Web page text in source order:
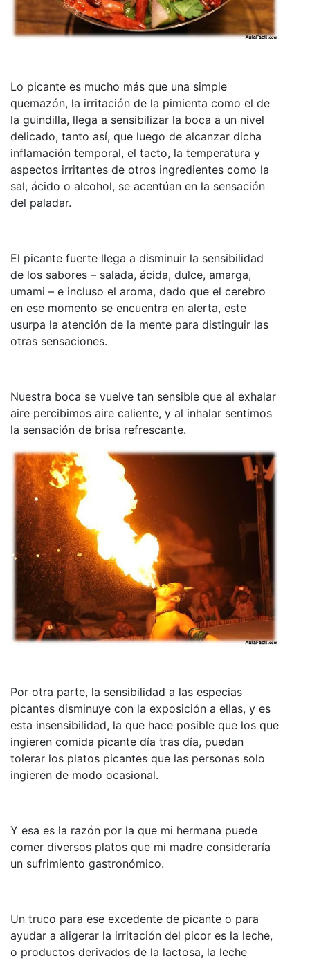
Lo picante es mucho más que una simple
quemazón, la irritación de la pimienta como el de
la guindilla, llega a sensibilizar la boca a un nivel
delicado, tanto así, que luego de alcanzar dicha
inflamación temporal, el tacto, la temperatura y
aspectos irritantes de otros ingredientes como la
sal, ácido o alcohol, se acentúan en la sensación
del paladar.
El picante fuerte llega a disminuir la sensibilidad
de los sabores – salada, ácida, dulce, amarga,
umami – e incluso el aroma, dado que el cerebro
en ese momento se encuentra en alerta, este
usurpa la atención de la mente para distinguir las
otras sensaciones.
Nuestra boca se vuelve tan sensible que al exhalar
aire percibimos aire caliente, y al inhalar sentimos
la sensación de brisa refrescante.
Por otra parte, la sensibilidad a las especias
picantes disminuye con la exposición a ellas, y es
esta insensibilidad, la que hace posible que los que
ingieren comida picante día tras día, puedan
tolerar los platos picantes que las personas solo
ingieren de modo ocasional.
Y esa es la razón por la que mi hermana puede
comer diversos platos que mi madre consideraría
un sufrimiento gastronómico.
Un truco para ese excedente de picante o para
ayudar a aligerar la irritación del picor es la leche,
o productos derivados de la lactosa, la leche